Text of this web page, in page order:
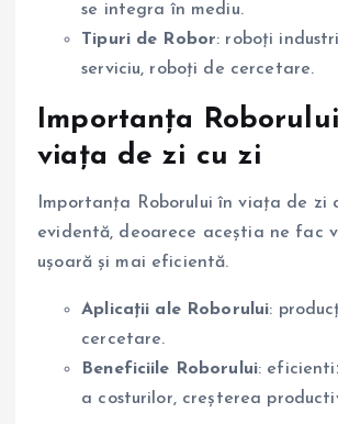
se integra în mediu.
Tipuri de Robor: roboți
serviciu, roboți de cercetare.
Importanța
viața de zi cu zi
Importanța Roborului în viața de zi
evidentă, deoarece aceștia ne fac
ușoară și mai eficientă.
Aplicații ale Roborului:
cercetare.
Beneficiile Roborului:
a costurilor, creșterea